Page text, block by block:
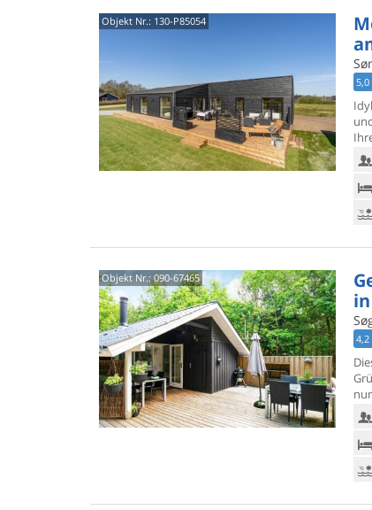
Objekt Nr.: 130-P85054
5,0
Objekt Nr.:090-67465
4,2